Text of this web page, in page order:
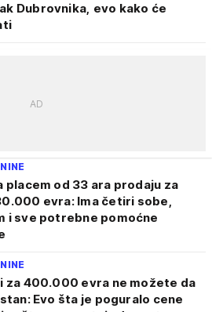
Dubrovnika, evo kako će
placem od 33 ara prodaju za
evra: Ima četiri sobe,
i sve potrebne pomoćne
za 400.000 evra ne možete da
Evo šta je poguralo cene